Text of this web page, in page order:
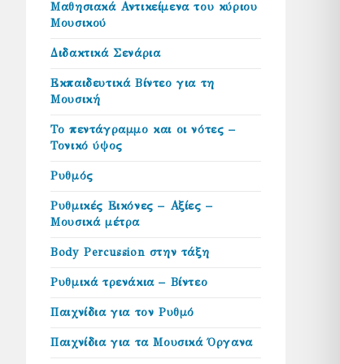
Μαθησιακά Αντικείμενα του κύριου
Μουσικού
Διδακτικά Σενάρια
Εκπαιδευτικά Βίντεο για τη
Μουσική
Το πεντάγραμμο και οι νότες –
Τονικό ύψος
Ρυθμός
Ρυθμικές Εικόνες – Αξίες –
Μουσικά μέτρα
Body Percussion στην τάξη
Ρυθμικά τρενάκια – Βίντεο
Παιχνίδια για τον Ρυθμό
Παιχνίδια για τα Μουσικά Όργανα